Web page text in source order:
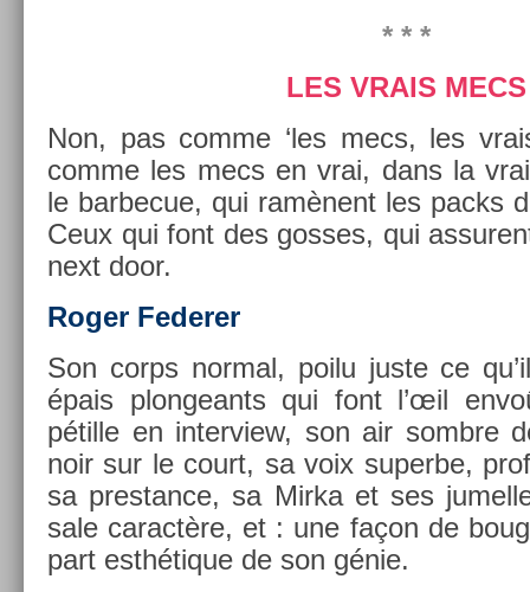
* * *
LES VRAIS MECS
Non, pas comme ‘les mecs, les
comme les mecs en vrai, dans la
le bar­becue, qui ramènent les packs
Ceux qui font des gos­ses, qui
next door.
Roger Feder­er
Son corps norm­al, poilu juste ce
épais plon­geants qui font l’œil
pétille en in­ter­view, son air sombre
noir sur le court, sa voix super­be,
sa pre­stan­ce, sa Mirka et ses
sale caractère, et : une façon de
part esthétique de son génie.